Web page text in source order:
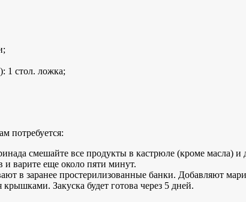
1 стол. ложка;
потребуется:
смешайте все продукты в кастрюле (кроме масла) и
и варите еще около пяти минут.
в заранее простерилизованные банки. Добавляют
Закуска будет готова через 5 дней.